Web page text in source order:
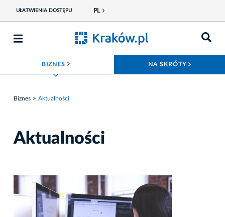
UŁATWIENIA DOSTĘPU PL
BIZNES ROZWIŃ MENU NA SKRÓTY
Biznes Aktualności
Aktualności